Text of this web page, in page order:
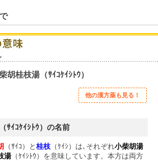
胡桂枝湯（ｻｲｺｹｲｼﾄｳ）
他の漢方薬も見る！
ｻｲｺｹｲｼﾄｳ）の名前
（ｻｲｺ）と 桂枝 （ｹｲｼ）は､それぞれ小柴胡湯
湯（ｹｲｼﾄｳ）を意味しています。本方は両方